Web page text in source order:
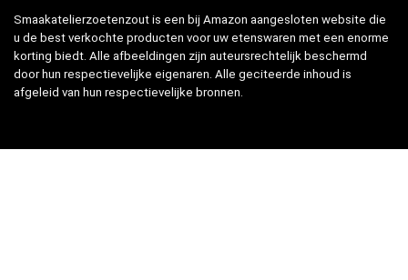
Smaakatelierzoetenzout is een bij Amazon aangesloten website die
u de best verkochte producten voor uw etenswaren met een enorme
korting biedt. Alle afbeeldingen zijn auteursrechtelijk beschermd
door hun respectievelijke eigenaren. Alle geciteerde inhoud is
afgeleid van hun respectievelijke bronnen.